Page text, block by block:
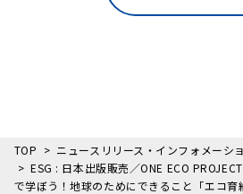
TOP
ニュースリリース・インフォメーシ
ESG : 日本出版販売／ONE ECO
で学ぼう！地球のためにできること「エコ育